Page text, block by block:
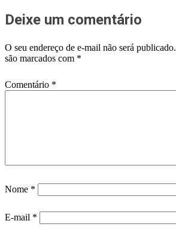
Deixe um comentário
O seu endereço de e-mail não será publicado.
são marcados com *
Comentário *
Nome *
E-mail *